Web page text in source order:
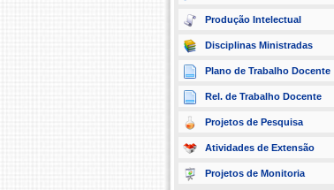
Produção Intelectual
Disciplinas Ministradas
Plano de Trabalho Docente
Rel. de Trabalho Docente
Projetos de Pesquisa
Atividades de Extensão
Projetos de Monitoria